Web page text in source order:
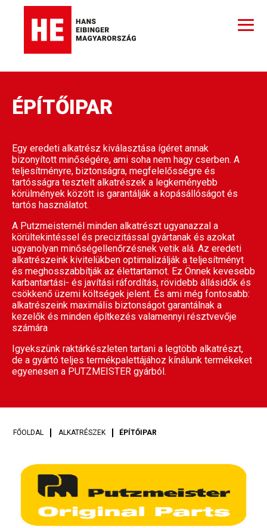
ÉPÍTŐIPAR
Egy eredeti alkatrész kiválasztása ígéret annak
bizonyított minőségére, ami soha nem hagy cserben. A
teljesítményre, biztonságra, megfelelősségre és
tartósságra tesztelt alkatrészek a legkeményebb
körülmények között is garantálják a kopásállóságot és
tartós használatot.
A Putzmeisternél minden alkatrészt ugyanazzal a
körültekintéssel és precizitással gyártanak és azokat
ugyanolyan minőségellenőrzésnek vetik alá. Az eredeti
alkatrészeink kivitelükben optimalizálják a teljesítményt
és meghosszabbítják az élettartamot. Ez Önnek kevesebb
karbantartási- és javítási ráfordítás, rövidebb állásidők és
csökkenő üzemi költségek jelent. És ami még fontosabb:
alkatrészeink maximális biztonságot garantálnak a
kezelők és minden építkezés valamennyi résztvevője
számára
Igyekszünk raktárkészleten tartani a legtöbb alkatrészt,
de a gyártó teljes termékpalettájához kínálunk termékeket
egyenesen a PUTZMEISTER gyárból.
FŐOLDAL ALKATRÉSZEK ÉPÍTŐIPAR